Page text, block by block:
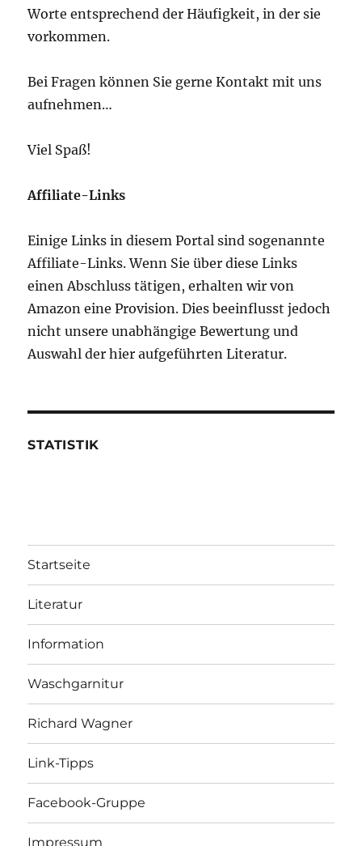
Worte entsprechend der Häufigkeit, in der sie
vorkommen.
Bei Fragen können Sie gerne Kontakt mit uns
aufnehmen…
Viel Spaß!
Affiliate-Links
Einige Links in diesem Portal sind sogenannte
Affiliate-Links. Wenn Sie über diese Links
einen Abschluss tätigen, erhalten wir von
Amazon eine Provision. Dies beeinflusst jedoch
nicht unsere unabhängige Bewertung und
Auswahl der hier aufgeführten Literatur.
STATISTIK
Startseite
Literatur
Information
Waschgarnitur
Richard Wagner
Link-Tipps
Facebook-Gruppe
Impressum